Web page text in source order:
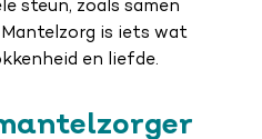
steun, zoals samen
is iets wat
en liefde.